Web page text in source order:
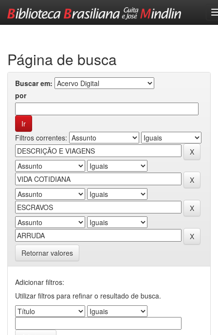
Página de busca
Buscar em:
por
Filtros correntes:
Retornar valores
Adicionar filtros:
Utilizar filtros para refinar o resultado de busca.